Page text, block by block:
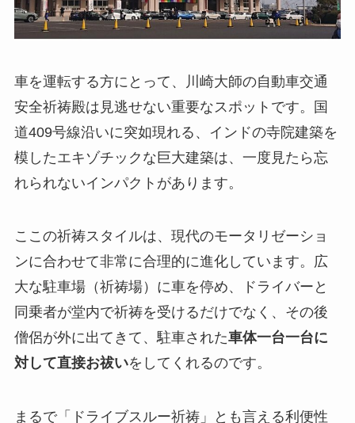
車を運転する方にとって、川崎大師の自動車交通
安全祈祷殿は見逃せない重要なスポットです。国
道409号線沿いに突如現れる、インドの寺院建築を
模したエキゾチックな巨大建築は、一度見たら忘
れられないインパクトがあります。
ここの祈祷スタイルは、現代のモータリゼーショ
ンに合わせて非常に合理的に進化しています。広
大な駐車場（祈祷場）に車を停め、ドライバーと
同乗者が堂内で祈祷を受けるだけでなく、その後
僧侶が外に出てきて、駐車された車体一台一台に
対して直接お祓いをしてくれるのです。
まるで「ドライブスルー祈祷」とも言える利便性